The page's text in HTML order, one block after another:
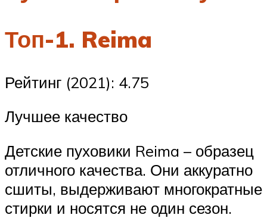
Топ-1. Reima
Рейтинг (2021): 4.75
Лучшее качество
Детские пуховики Reima – образец
отличного качества. Они аккуратно
сшиты, выдерживают многократные
стирки и носятся не один сезон.